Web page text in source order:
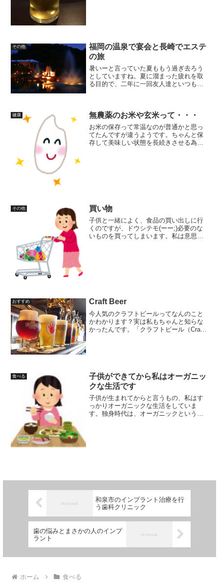
その他
福岡の温泉で宴会と長崎でエステ
の旅
暑いーと言っていた夏ももう過ぎ去ろう
としていますね。夏に溜まった疲れを取
る目的で、二年に一回友人達といつも秋
との旅行は美味しいもの...
健康 無農薬のお米や玄米って・・・
お米の保存って常温なのが普通かと思っ
てたんですが違うようです。ちゃんと保
存して美味しい状態を長続きさせる為に
その他 買い物
子供と一緒によく、食品の買い出しに行
くのですが、ドウシテモ(ーー;)必要のな
いものを買ってしまいます。私は意思が
おすすめ Craft Beer
今人気のクラフトビールってなんのこと
かわかります？実は私もちゃんと知らな
かったんです。「クラフトビール（Craft
食べる
子供ができてから私はオーガニッ
クな生活です
子供が生まれてからと言うもの、私はす
っかりオーガニックな生活をしていま
す。独身時代は、オーガニックという言
和泉市のインプラント治療を行
う歯科クリニック
歯の悩みとまさかの人のインプ
ラント
ホーム 食べる